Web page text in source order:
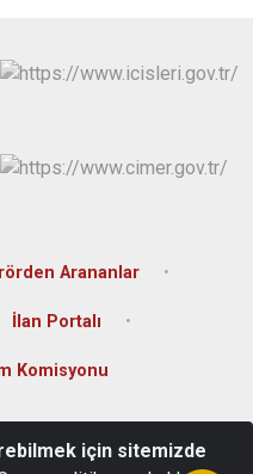
Arananlar
İlan Portalı
Komisyonu
için sitemizde